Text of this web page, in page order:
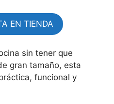
EN TIENDA
sin tener que
gran tamaño, esta
funcional y